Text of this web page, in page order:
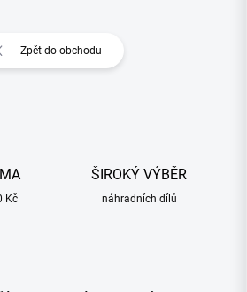
Zpět do obchodu
Kč
ŠIROKÝ VÝBĚR
náhradních dílů